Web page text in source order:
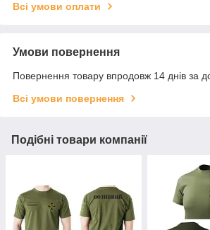
Всі умови оплати
Умови повернення
Повернення товару впродовж 14 днів за
Всі умови повернення
Подібні товари компанії